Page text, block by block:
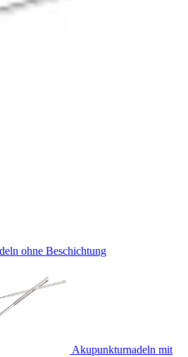
ohne Beschichtung
Akupunkturnadeln mit